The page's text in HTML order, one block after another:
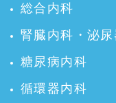
総合内科
腎臓内科・泌尿
糖尿病内科
循環器内科